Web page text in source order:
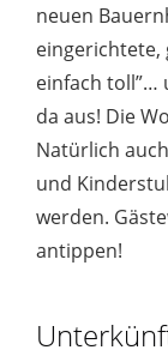
neuen
eingerichtete,
einfach toll”…
da aus! Die
Natürlich
und
werden.
antippen!